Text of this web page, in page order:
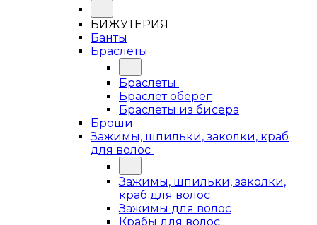
БИЖУТЕРИЯ
Банты
Браслеты
Браслеты
Браслет оберег
Браслеты из бисера
Броши
Зажимы, шпильки, заколки, краб
для волос
Зажимы, шпильки, заколки,
краб для волос
Зажимы для волос
Крабы для волос